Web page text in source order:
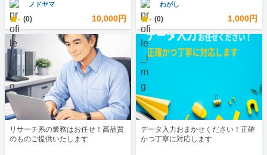
ノドヤマ
- (0) 10,000円
わがし
- (0) 1,000円
リサーチ系の業務はお任せ！高品質
のものご提供いたします
データ入力おまかせください！正確
かつ丁寧に対応します